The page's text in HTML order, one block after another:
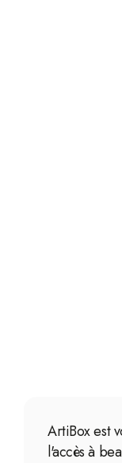
ArtiBox est
l'accès à